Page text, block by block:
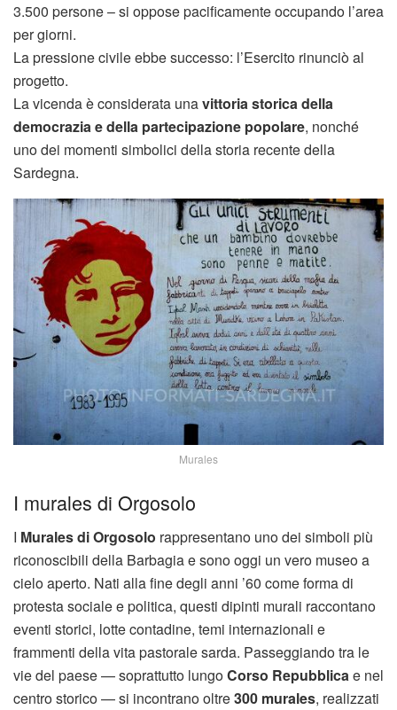
3.500 persone – si oppose pacificamente occupando l’area
per giorni.
La pressione civile ebbe successo: l’Esercito rinunciò al
progetto.
La vicenda è considerata unavittoria storica della
democrazia e della partecipazione popolare, nonché
uno dei momenti simbolici della storia recente della
Sardegna.
Murales
I murales di Orgosolo
I Murales di Orgosolo rappresentano uno dei simboli più
riconoscibili della Barbagia e sono oggi un vero museo a
cielo aperto. Nati alla fine degli anni ’60 come forma di
protesta sociale e politica, questi dipinti murali raccontano
eventi storici, lotte contadine, temi internazionali e
frammenti della vita pastorale sarda. Passeggiando tra le
vie del paese — soprattutto lungoCorso Repubblicae nel
centro storico — si incontrano oltre300 murales, realizzati